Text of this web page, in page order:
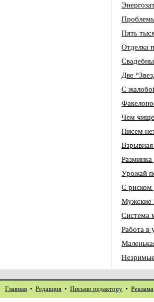
Пять
Отделка
Две
С
Чем
Писем
Взрывная
Урожай
С риском
Мужские
Система
Работа в
Главная • Редакция • Письмо редактору • Реклама